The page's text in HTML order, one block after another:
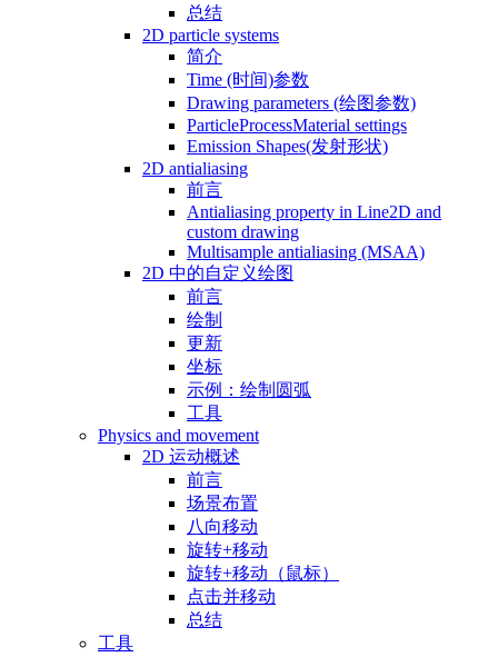
总结
2D particle systems
简介
Time (时间)参数
Drawing parameters (绘图参数)
ParticleProcessMaterial settings
Emission Shapes(发射形状)
2D antialiasing
前言
Antialiasing property in Line2D and
custom drawing
Multisample antialiasing (MSAA)
2D 中的自定义绘图
前言
绘制
更新
坐标
示例：绘制圆弧
工具
Physics and movement
2D 运动概述
前言
场景布置
八向移动
旋转+移动
旋转+移动（鼠标）
点击并移动
总结
工具